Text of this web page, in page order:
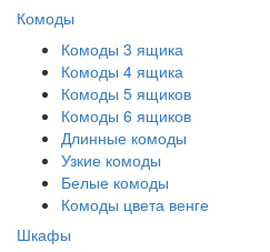
Комоды
Комоды 3 ящика
Комоды 4 ящика
Комоды 5 ящиков
Комоды 6 ящиков
Длинные комоды
Узкие комоды
Белые комоды
Комоды цвета венге
Шкафы